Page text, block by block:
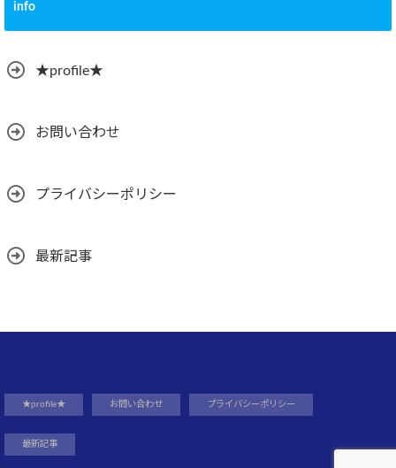
info
★profile★
お問い合わせ
プライバシーポリシー
最新記事
★profile★ お問い合わせ プライバシーポリシー
最新記事